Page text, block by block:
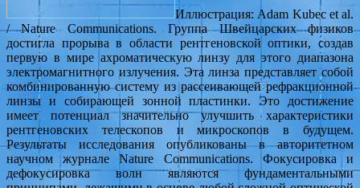
Иллюстрация: Adam Kubec et al.
/ Nature Communications. Группа Швейцарских физиков
достигла прорыва в области рентгеновской оптики, создав
первую в мире ахроматическую линзу для этого диапазона
электромагнитного излучения. Эта линза представляет собой
комбинированную систему из рассеивающей рефракционной
линзы и собирающей зонной пластинки. Это достижение
имеет потенциал значительно улучшить характеристики
рентгеновских телескопов и микроскопов в будущем.
Результаты исследования опубликованы в авторитетном
научном журнале Nature Communications. Фокусировка и
дефокусировка волн являются фундаментальными